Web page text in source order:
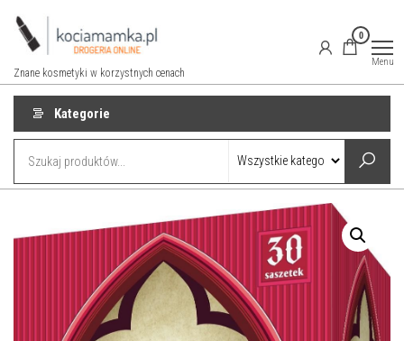
Przejdź
Znane kosmetyki w korzystnych cenach
0
Menu
Kategorie